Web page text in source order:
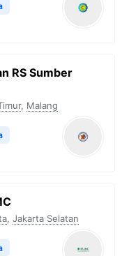
RS Sumber
, Malang
, Jakarta Selatan